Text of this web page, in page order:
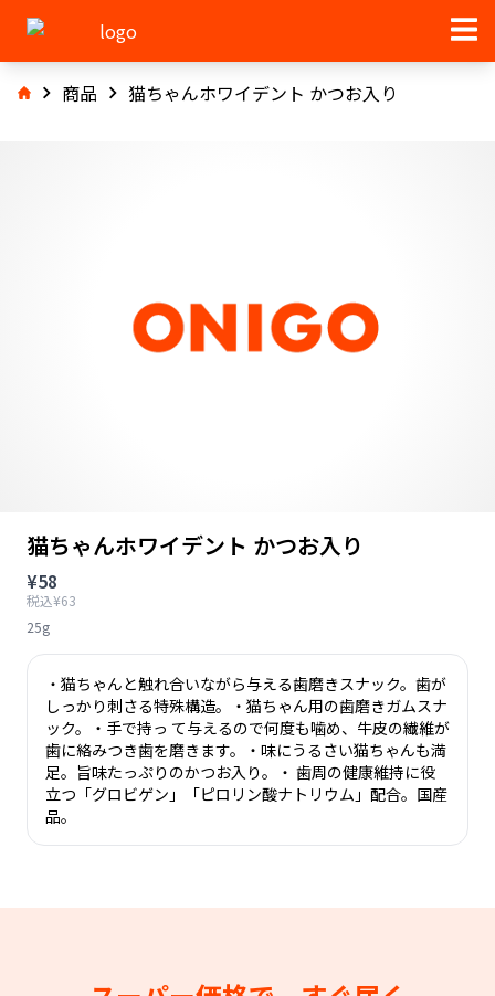
商品 猫ちゃんホワイデント かつお入り
猫ちゃんホワイデント かつお入り
¥58
税込¥63
25g
・猫ちゃんと触れ合いながら与える歯磨きスナック。歯が
しっかり刺さる特殊構造。・猫ちゃん用の歯磨きガムスナ
ック。・手で持っ て与えるので何度も噛め、牛皮の繊維が
歯に絡みつき歯を磨きます。・味にうるさい猫ちゃんも満
足。旨味たっぷりのかつお入り。・ 歯周の健康維持に役
立つ「グロビゲン」「ピロリン酸ナトリウム」配合。国産
品。